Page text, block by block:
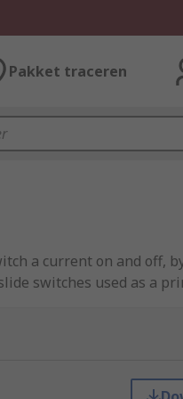
Pakket traceren
a current on and off,
switches used as a
shape, which allows the